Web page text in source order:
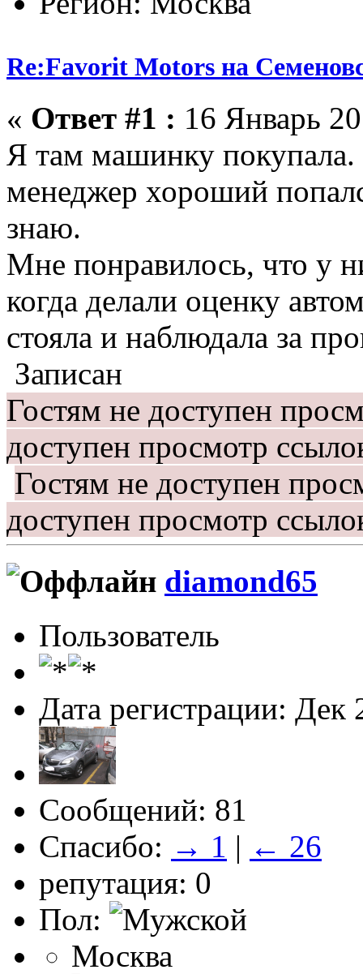
Re:Favorit Motors на
« Ответ #1 : 16 Январь
Я там машинку покупала.
менеджер хороший
знаю.
Мне понравилось, что у
когда делали оценку
стояла и наблюдала за
Записан
Гостям не доступен
доступен просмотр
Гостям не доступен
доступен просмотр
diamond65
Пользователь
Дата регистрации: Дек
Сообщений: 81
Спасибо: → 1 | ← 26
репутация: 0
Пол:
Москва